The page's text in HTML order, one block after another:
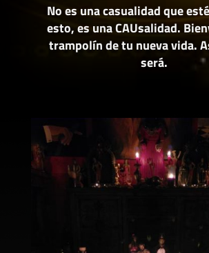
No es una casualidad que
esto, es una CAUsalidad.
trampolín de tu nueva vida.
será.